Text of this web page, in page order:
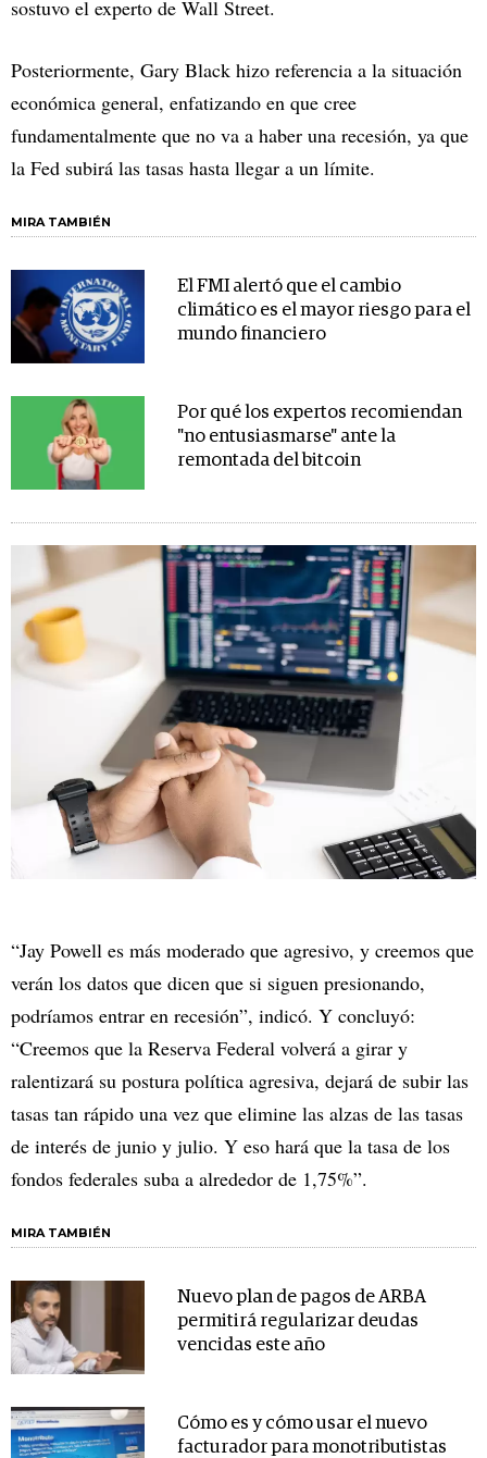
sostuvo el experto de Wall Street.
Posteriormente, Gary Black hizo referencia a la situación
económica general, enfatizando en que cree
fundamentalmente que no va a haber una recesión, ya que
la Fed subirá las tasas hasta llegar a un límite.
MIRA TAMBIÉN
El FMI alertó que el cambio
climático es el mayor riesgo para el
mundo financiero
Por qué los expertos recomiendan
"no entusiasmarse" ante la
remontada del bitcoin
“Jay Powell es más moderado que agresivo, y creemos que
verán los datos que dicen que si siguen presionando,
podríamos entrar en recesión”, indicó. Y concluyó:
“Creemos que la Reserva Federal volverá a girar y
ralentizará su postura política agresiva, dejará de subir las
tasas tan rápido una vez que elimine las alzas de las tasas
de interés de junio y julio. Y eso hará que la tasa de los
fondos federales suba a alrededor de 1,75%”.
MIRA TAMBIÉN
Nuevo plan de pagos de ARBA
permitirá regularizar deudas
vencidas este año
Cómo es y cómo usar el nuevo
facturador para monotributistas